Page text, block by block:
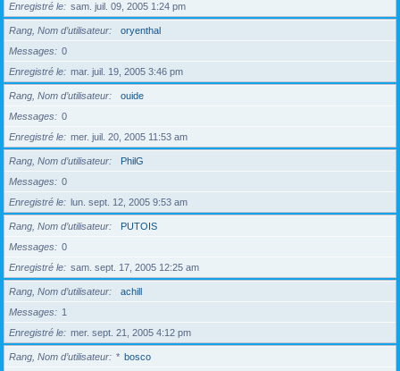
Enregistré le
sam. juil. 09, 2005 1:24 pm
Rang, Nom d’utilisateur
oryenthal
Messages
0
Enregistré le
mar. juil. 19, 2005 3:46 pm
Rang, Nom d’utilisateur
ouide
Messages
0
Enregistré le
mer. juil. 20, 2005 11:53 am
Rang, Nom d’utilisateur
PhilG
Messages
0
Enregistré le
lun. sept. 12, 2005 9:53 am
Rang, Nom d’utilisateur
PUTOIS
Messages
0
Enregistré le
sam. sept. 17, 2005 12:25 am
Rang, Nom d’utilisateur
achill
Messages
1
Enregistré le
mer. sept. 21, 2005 4:12 pm
Rang, Nom d’utilisateur * bosco